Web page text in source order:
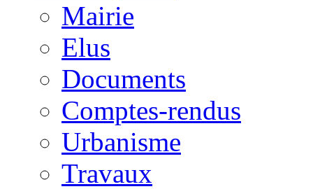
Mairie
Elus
Documents
Comptes-rendus
Urbanisme
Travaux